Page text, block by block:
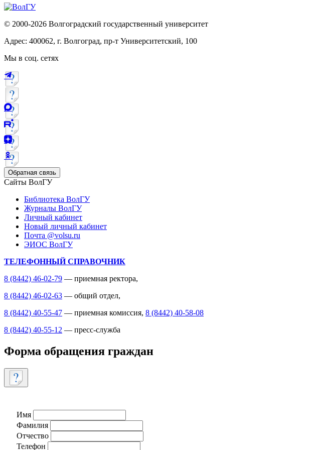
© 2000-2026 Волгоградский государственный университет
Адрес: 400062, г. Волгоград, пр-т Университетский, 100
Мы в соц. сетях
Обратная связь
Сайты ВолГУ
Библиотека ВолГУ
Журналы ВолГУ
Личный кабинет
Новый личный кабинет
Почта @volsu.ru
ЭИОС ВолГУ
ТЕЛЕФОННЫЙ СПРАВОЧНИК
8 (8442) 46-02-79 — приемная ректора,
8 (8442) 46-02-63 — общий отдел,
8 (8442) 40-55-47 — приемная комиссия, 8 (8442) 40-58-08
8 (8442) 40-55-12 — пресс-служба
Форма обращения граждан
Имя
Фамилия
Отчество
Телефон